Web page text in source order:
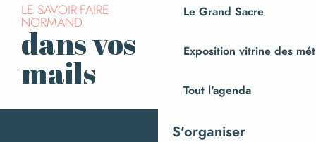
Le Grand Sacre
Exposition vitrine des
Tout l'agenda
S'organiser
LE SAVOIR-FAIRE
NORMAND
dans vos
mails
newsletter